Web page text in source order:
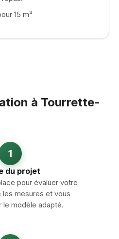
15 m²
à Tourrette-
1
du projet
pour évaluer votre
les mesures et vous
le modèle adapté.